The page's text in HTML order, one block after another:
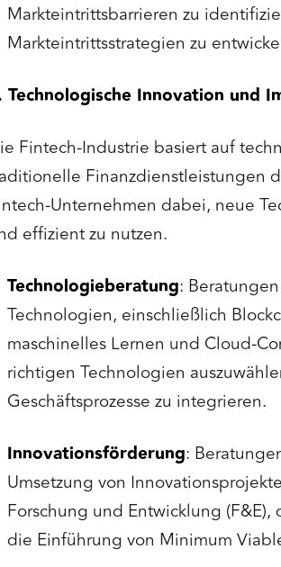
Markteintrittsbarrieren zu
Markteintrittsstrategien zu
Technologische Innovation und
Fintech-Industrie basiert auf
Finanzdienstleistungen
Unternehmen dabei, neue
effizient zu nutzen.
Technologieberatung:
Technologien, einschließlich
maschinelles Lernen und Cloud-
richtigen Technologien
Geschäftsprozesse zu integrieren.
Innovationsförderung:
Umsetzung von
Forschung und Entwicklung
die Einführung von Minimum